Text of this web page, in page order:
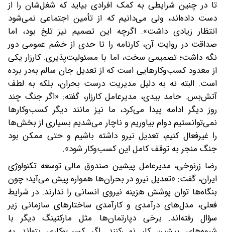
تا در چنین شرایطی به کمک افرادی بیاید که شغل‌شان را از
دست داده‌اند، ولی می‌دانیم که از تأمین اجتماعی نمی‌شود
انتظار زیادی داشت». اگرچه این تصمیم نیز تلخ بود، اما
صداقت در روایت آن، کارنامه را تا حدی از خشم عمومی دور
نگه داشت؛ تصمیمی سخت، اما با مسئولیت‌پذیری. ‌کارزار یکی
از معدود کسب‌وکارهایی ا‌ست که از تعدیل جان سالم به‌در برده
است. البته نه به دلیل مدیریت درست بحران، بلکه به لطف
آتش‌بس. حامد بیدی، مدیرعامل کارزار، گفته: «اگر جنگ چند
روز دیگر ادامه پیدا می‌کرد، ما نیز مانند دیگر کسب‌وکارها
نمی‌توانستیم دوام بیاوریم و ناچار می‌شدیم بسیاری از بخش‌ها
را غیرفعال کنیم، تعدیل نیرو داشته باشیم و حتی ممکن بود
جنگ منجر به توقف کامل این کسب‌وکار شود».
‌رضا زرنوخی، مدیرعامل پیشین صندوق مالی توسعه تکنولوژی
ایران، ‌گفت: «تعدیل نیرو در بحران‌ها همواره پیش می‌آید؛ چون
بنگاه‌ها توان پوشش هزینه نیروی انسانی را ندارند. در شرایط
فعلی، مدل‌های درآمدی و کارآمدی ساختارهای سازمانی زیر
سؤال رفته‌اند. برخی دپارتمان‌ها مثل مارکتینگ دیگر با